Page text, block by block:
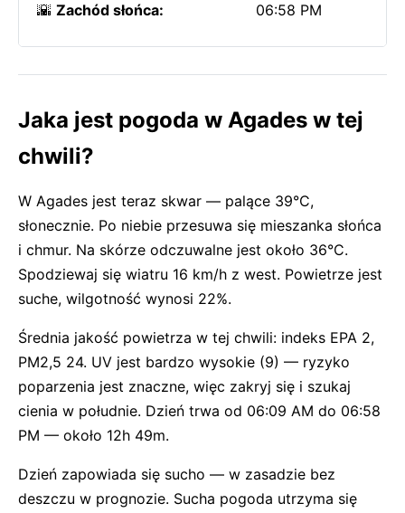
🌇 Zachód słońca: 06:58 PM
Jaka jest pogoda w Agades w tej
chwili?
W Agades jest teraz skwar — palące 39°C,
słonecznie. Po niebie przesuwa się mieszanka słońca
i chmur. Na skórze odczuwalne jest około 36°C.
Spodziewaj się wiatru 16 km/h z west. Powietrze jest
suche, wilgotność wynosi 22%.
Średnia jakość powietrza w tej chwili: indeks EPA 2,
PM2,5 24. UV jest bardzo wysokie (9) — ryzyko
poparzenia jest znaczne, więc zakryj się i szukaj
cienia w południe. Dzień trwa od 06:09 AM do 06:58
PM — około 12h 49m.
Dzień zapowiada się sucho — w zasadzie bez
deszczu w prognozie. Sucha pogoda utrzyma się